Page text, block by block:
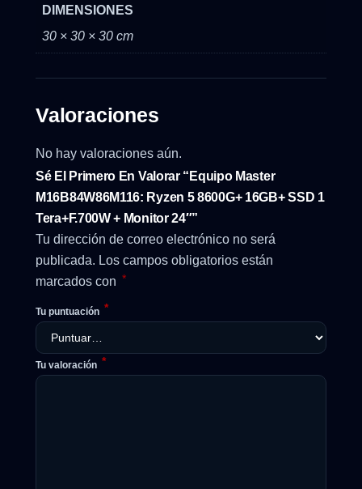
DIMENSIONES
30 × 30 × 30 cm
Valoraciones
No hay valoraciones aún.
Sé El Primero En Valorar “Equipo Master
M16B84W86M116: Ryzen 5 8600G+ 16GB+ SSD 1
Tera+F.700W + Monitor 24″”
Tu dirección de correo electrónico no será
publicada. Los campos obligatorios están
marcados con *
Tu puntuación *
Tu valoración *